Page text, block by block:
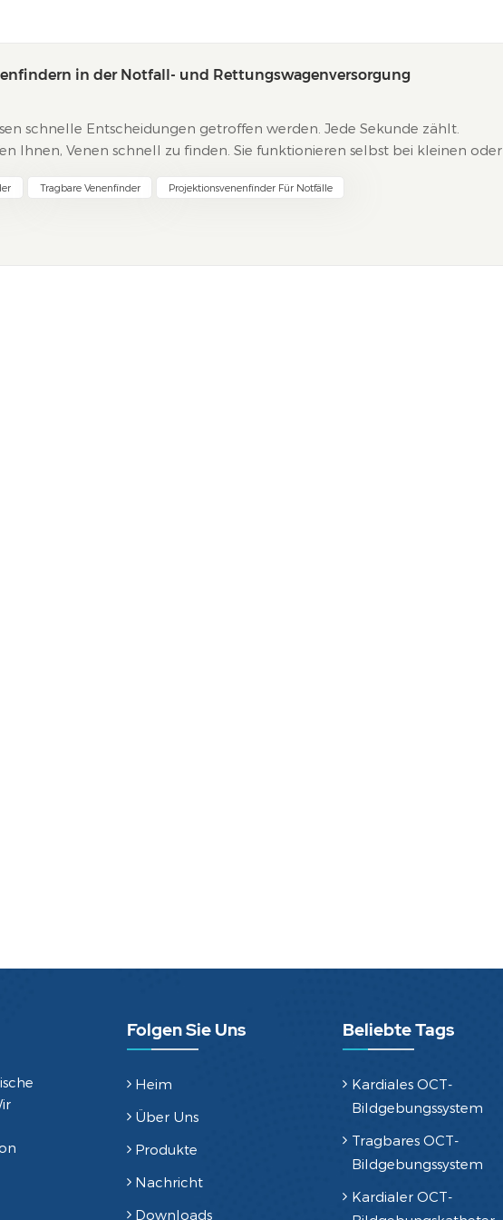
in der Notfall- und Rettungswagenversorgung
schnelle Entscheidungen getroffen werden. Jede Sekunde zählt.
Ihnen, Venen schnell zu finden. Sie funktionieren selbst bei kleinen oder
Tragbare Venenfinder Projektionsvenenfinder Für Notfälle
Folgen Sie Uns
Heim
Über Uns
Produkte
Nachricht
Downloads
Beliebte Tags
Kardiales OCT-
Bildgebungssystem
Tragbares OCT-
Bildgebungssystem
Kardialer OCT-